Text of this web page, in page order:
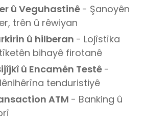
û Veguhastinê - Şanoyên
trên û rêwiyan
û hilberan - Lojîstîka
bihayê firotanê
û Encamên Testê -
tenduristiyê
ATM - Banking û